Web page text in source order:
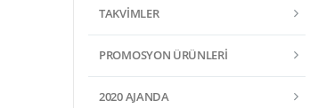
TAKVIMLER
PROMOSYON ÜRÜNLERI
2020 AJANDA